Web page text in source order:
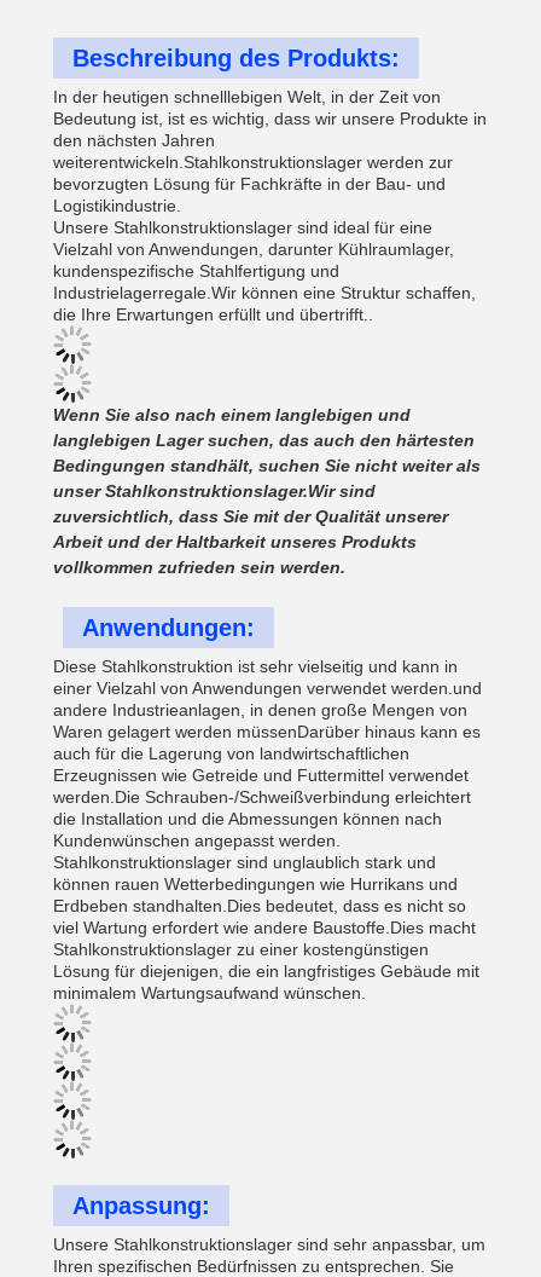
Beschreibung des Produkts:
In der heutigen schnelllebigen Welt, in der Zeit von
Bedeutung ist, ist es wichtig, dass wir unsere Produkte in
den nächsten Jahren
weiterentwickeln.Stahlkonstruktionslager werden zur
bevorzugten Lösung für Fachkräfte in der Bau- und
Logistikindustrie.
Unsere Stahlkonstruktionslager sind ideal für eine
Vielzahl von Anwendungen, darunter Kühlraumlager,
kundenspezifische Stahlfertigung und
Industrielagerregale.Wir können eine Struktur schaffen,
die Ihre Erwartungen erfüllt und übertrifft..
Wenn Sie also nach einem langlebigen und
langlebigen Lager suchen, das auch den härtesten
Bedingungen standhält, suchen Sie nicht weiter als
unser Stahlkonstruktionslager.Wir sind
zuversichtlich, dass Sie mit der Qualität unserer
Arbeit und der Haltbarkeit unseres Produkts
vollkommen zufrieden sein werden.
Anwendungen:
Diese Stahlkonstruktion ist sehr vielseitig und kann in
einer Vielzahl von Anwendungen verwendet werden.und
andere Industrieanlagen, in denen große Mengen von
Waren gelagert werden müssenDarüber hinaus kann es
auch für die Lagerung von landwirtschaftlichen
Erzeugnissen wie Getreide und Futtermittel verwendet
werden.Die Schrauben-/Schweißverbindung erleichtert
die Installation und die Abmessungen können nach
Kundenwünschen angepasst werden.
Stahlkonstruktionslager sind unglaublich stark und
können rauen Wetterbedingungen wie Hurrikans und
Erdbeben standhalten.Dies bedeutet, dass es nicht so
viel Wartung erfordert wie andere Baustoffe.Dies macht
Stahlkonstruktionslager zu einer kostengünstigen
Lösung für diejenigen, die ein langfristiges Gebäude mit
minimalem Wartungsaufwand wünschen.
Anpassung:
Unsere Stahlkonstruktionslager sind sehr anpassbar, um
Ihren spezifischen Bedürfnissen zu entsprechen. Sie